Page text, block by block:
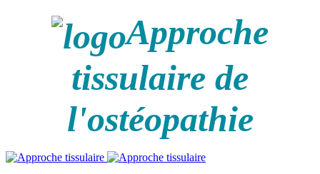
Approche
tissulaire de
l'ostéopathie